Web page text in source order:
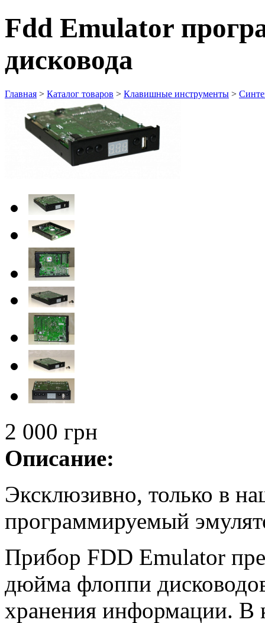
Fdd Emulator
дисковода
Главная > Каталог товаров > Клавишные инструменты >
2 000 грн
Описание:
Эксклюзивно, только в
программируемый
Прибор FDD Emulator
дюйма флоппи
хранения информации. В